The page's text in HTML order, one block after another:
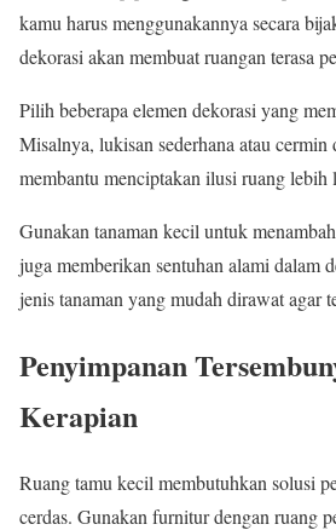
kamu harus menggunakannya secara
dekorasi akan membuat ruangan terasa
Pilih beberapa elemen dekorasi yang
Misalnya, lukisan sederhana atau
membantu menciptakan ilusi ruang lebih
Gunakan tanaman kecil untuk
juga memberikan sentuhan alami dalam
jenis tanaman yang mudah dirawat agar
Penyimpanan
Kerapian
Ruang tamu kecil membutuhkan solusi
cerdas. Gunakan furnitur dengan ruang